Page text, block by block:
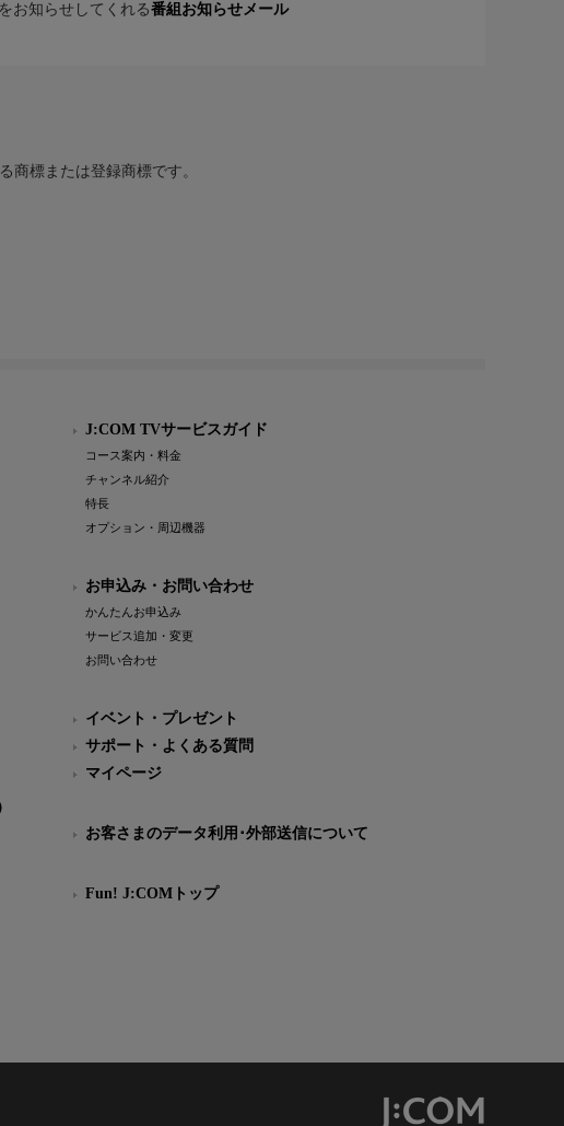
お知らせしてくれる番組お知らせメール
商標または登録商標です。
J:COM TVサービスガイド
コース案内・料金
チャンネル紹介
特長
オプション・周辺機器
お申込み・お問い合わせ
かんたんお申込み
サービス追加・変更
お問い合わせ
イベント・プレゼント
サポート・よくある質問
マイページ
お客さまのデータ利用･外部送信について
Fun! J:COMトップ